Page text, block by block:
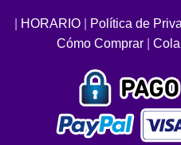
HORARIO Política de
Cómo Comprar